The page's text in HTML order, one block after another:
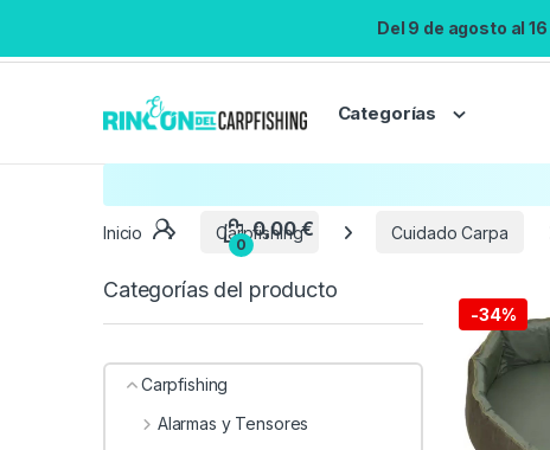
Del 9 de agosto al
Categorías
Inicio Carpfishing Cuidado Carpa
-34%
Categorías del producto
Carpfishing
Alarmas y Tensores